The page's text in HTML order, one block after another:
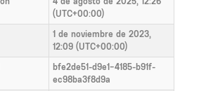
(UTC+00:00)
1 de noviembre de 2023,
12:09 (UTC+00:00)
bfe2de51-d9e1-4185-b91f-
ec98ba3f8d9a